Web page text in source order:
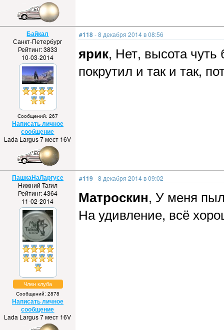
Байкал
Санкт-Петербург
Рейтинг: 3833
10-03-2014
Сообщений: 267
Написать личное
сообщение
Lada Largus 7 мест 16V
#118- 8 декабря 2014 в 08:56
ярик, Нет, высота
покрутил и так и так,
ПашкаНаЛаргусе
Нижний Тагил
Рейтинг: 4364
11-02-2014
Член клуба
Сообщений: 2878
Написать личное
сообщение
Lada Largus 7 мест 16V
#119- 8 декабря 2014 в 09:02
Матроскин, У меня
На удивление, всё